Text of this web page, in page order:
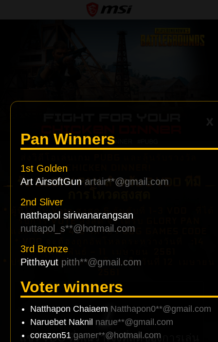
X
Pan Winners
1st Golden
Art AirsoftGun artair**@gmail.com
2nd Sliver
natthapol siriwanarangsan
nuttapol_s**@hotmail.com
3rd Bronze
Pitthayut pitth**@gmail.com
Voter winners
Natthapon Chaiaem Natthapon0**@gmail.com
Naruebet Naknil narue**@gmail.com
corazon51 gamer**@hotmail.com
CHICKEN DINNER!
รับ GLORY PAN สำหรับ 3 VDO ที่มี
* ผู้ที่ได้รับ Vote สูงสุด 6 อันดับที่ 1-3 VDO ที่ได้
รับการ VOTE สูงสุด จะได้รับ GLORY PAN
และ อันดับที่ 4-6 ได้รับ PUBG GAMES CODE
กุมภาพันธ์ – 11 เมษายน 2561
* ประกาศผลผู้ชนะการโหวดในวันที่ 12 เมษายน
1
แชร์ VDO ที่คุณว่าเจ๋งที่สุดของการเล่น